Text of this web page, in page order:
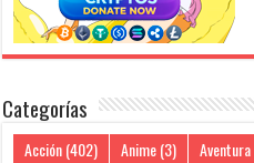
Categorías
Acción(402) Anime(3) Aventura